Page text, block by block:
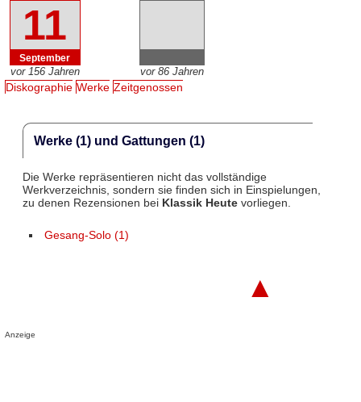
11
September
vor 156 Jahren vor 86 Jahren
Diskographie Werke Zeitgenossen
Werke (1) und Gattungen (1)
Die Werke repräsentieren nicht das vollständige
Werkverzeichnis, sondern sie finden sich in Einspielungen,
zu denen Rezensionen bei Klassik Heutevorliegen.
Gesang-Solo (1)
▲
Anzeige